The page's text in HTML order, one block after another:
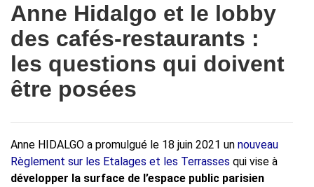
Anne Hidalgo et le lobby
des cafés-restaurants :
les questions qui doivent
être posées
Anne HIDALGO a promulgué le 18 juin 2021 un nouveau
Règlement sur les Etalages et les Terrasses qui vise à
développer la surface de l’espace public parisien